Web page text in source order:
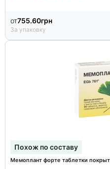
от755.60грн
За упаковку
Похож по составу
Мемоплант форте таблетки